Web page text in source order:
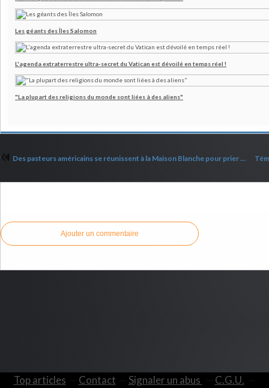
Les géants des Îles Salomon
L'agenda extraterrestre ultra-secret du Vatican est dévoilé en temps réel !
"La plupart des religions du monde sont liées à des aliens"
Des pasteurs américains se réunissent à la Maison Blanche pour prier pour Trump (mis à jour)
Ajouter un commentaire
Top articles Contact Signaler un abus
C.G.U.